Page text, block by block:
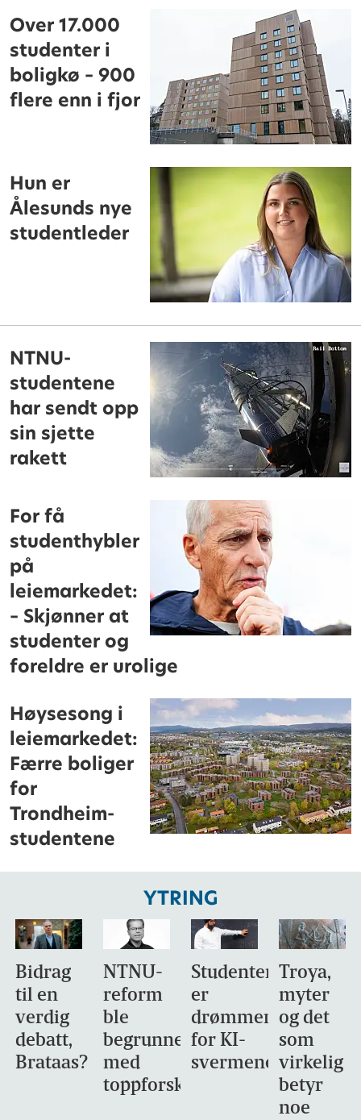
Over 17.000
studenter i
boligkø – 900
flere enn i fjor
Hun er
Ålesunds nye
studentleder
NTNU-
studentene
har sendt opp
sin sjette
rakett
For få
studenthybler
på
leiemarkedet:
– Skjønner at
studenter og
foreldre er urolige
Høysesong i
leiemarkedet:
Færre boliger
for
Trondheim-
studentene
YTRING
Bidrag
til en
verdig
debatt,
Brataas?
NTNU-
reform
ble
begrunnet
med
toppforskning
Studentene
er
drømmemålet
for KI-
svermene
Troya,
myter
og det
som
virkelig
betyr
noe